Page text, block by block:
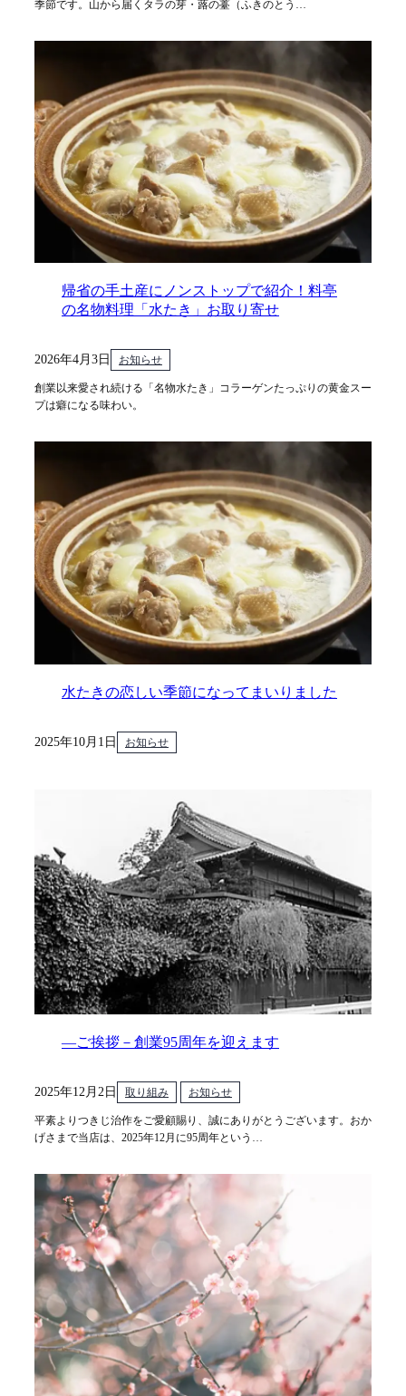
季節です。山から届くタラの芽・蕗の薹（ふきのとう…
帰省の手土産にノンストップで紹介！料亭
の名物料理「水たき」お取り寄せ
2026年4月3日 お知らせ
創業以来愛され続ける「名物水たき」コラーゲンたっぷりの黄金スー
プは癖になる味わい。
水たきの恋しい季節になってまいりました
2025年10月1日 お知らせ
―ご挨拶－創業95周年を迎えます
2025年12月2日 取り組み お知らせ
平素よりつきじ治作をご愛顧賜り、誠にありがとうございます。おか
げさまで当店は、2025年12月に95周年という…